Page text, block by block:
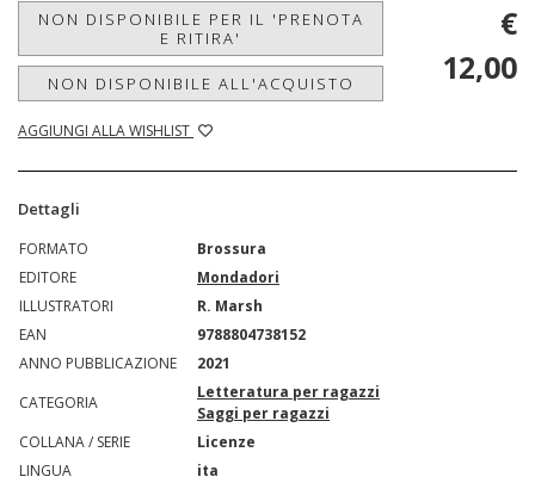
NON DISPONIBILE PER IL 'PRENOTA
E RITIRA'
NON DISPONIBILE ALL'ACQUISTO
AGGIUNGI ALLA WISHLIST
€
12,00
Dettagli
FORMATO
Brossura
EDITORE
Mondadori
ILLUSTRATORI
R. Marsh
EAN
9788804738152
ANNO PUBBLICAZIONE
2021
CATEGORIA
Letteratura per ragazzi
Saggi per ragazzi
COLLANA / SERIE
Licenze
LINGUA
ita